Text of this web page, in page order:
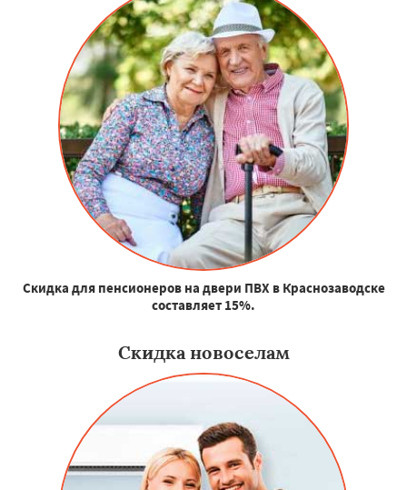
Скидка для пенсионеров на двери ПВХ в Краснозаводске
составляет 15%.
Скидка новоселам